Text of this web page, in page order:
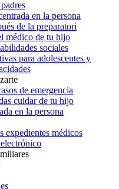
en la persona
de la preparatori
médico de tu hijo
sociales
para adolescentes y
de emergencia
cuidar de tu hijo
en la persona
expedientes médicos